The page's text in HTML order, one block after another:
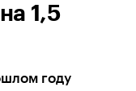
1,5
году